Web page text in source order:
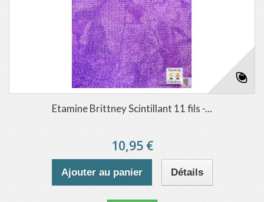
Etamine Brittney Scintillant 11 fils -...
10,95 €
Ajouter au panier Détails